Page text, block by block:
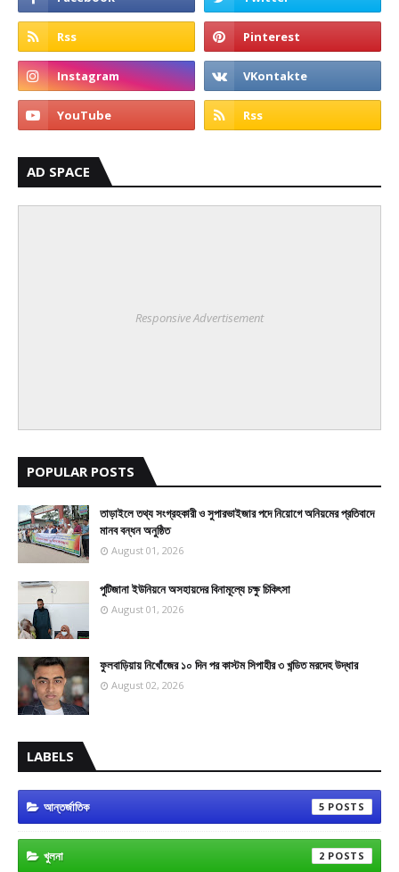
AD SPACE
Responsive Advertisement
POPULAR POSTS
তাড়াইলে তথ্য সংগ্রহকারী ও সুপারভাইজার পদে নিয়োগে অনিয়মের প্রতিবাদে
মানব বন্ধন অনুষ্ঠিত
August 01, 2026
পুটিজানা ইউনিয়নে অসহায়দের বিনামূল্যে চক্ষু চিকিৎসা
August 01, 2026
ফুলবাড়িয়ায় নিখোঁজের ১০ দিন পর কাস্টম সিপাহীর ৩ খন্ডিত মরদেহ উদ্ধার
August 02, 2026
LABELS
আন্তর্জাতিক 5
খুলনা 2